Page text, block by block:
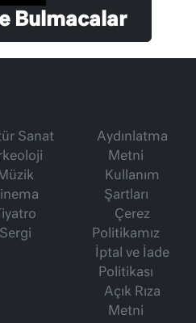
Bulmacalar
Sanat
Müzik
Tiyatro
Sergi
Aydınlatma
Metni
Kullanım
Şartları
Çerez
Politikamız
İptal ve İade
Politikası
Açık Rıza
Metni